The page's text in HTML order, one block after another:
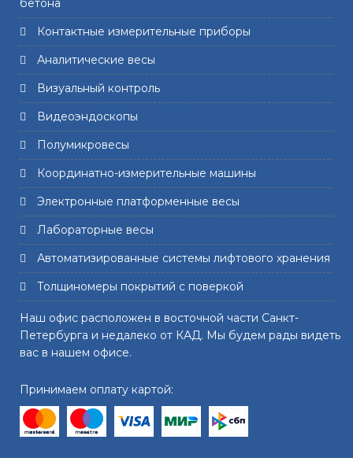
бетона
Контактные измерительные приборы
Аналитические весы
Визуальный контроль
Видеоэндоскопы
Полумикровесы
Координатно-измерительные машины
Электронные платформенные весы
Лабораторные весы
Автоматизированные системы лифтового хранения
Толщиномеры покрытий с поверкой
Наш офис расположен в восточной части Санкт-
Петербурга и недалеко от КАД. Мы будем рады видеть
вас в нашем офисе.
Принимаем оплату картой: